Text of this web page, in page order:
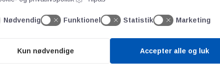
Maritime Fond fremhæver, at synliggørelse af maritime
i september
2026, og ansøgningsfristen er den 5. juli.
Nødvendig Funktionel Statistik Marketing
Kun nødvendige Accepter alle og luk